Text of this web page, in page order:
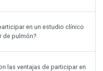
en un estudio clínico
de pulmón?
las ventajas de participar en